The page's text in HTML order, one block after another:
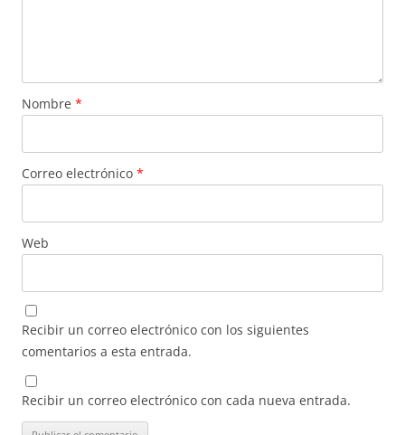
Nombre *
Correo electrónico *
Web
Recibir un correo electrónico con los siguientes
comentarios a esta entrada.
Recibir un correo electrónico con cada nueva entrada.